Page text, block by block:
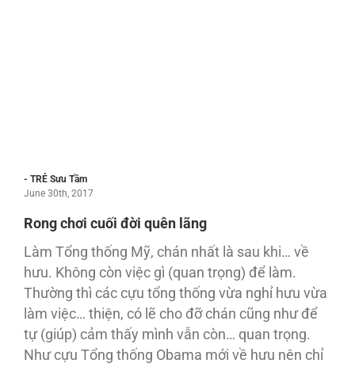
- TRẺ Sưu Tầm
June 30th, 2017
Rong chơi cuối đời quên lãng
Làm Tổng thống Mỹ, chán nhất là sau khi… về
hưu. Không còn việc gì (quan trọng) để làm.
Thường thì các cựu tổng thống vừa nghỉ hưu vừa
làm việc… thiện, có lẽ cho đỡ chán cũng như để
tự (giúp) cảm thấy mình vẫn còn… quan trọng.
Như cựu Tổng thống Obama mới về hưu nên chỉ